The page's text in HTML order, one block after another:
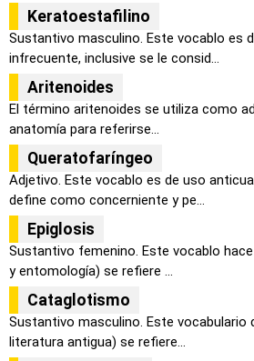
Keratoestafilino
Sustantivo masculino. Este vocablo es
infrecuente, inclusive se le consid...
Aritenoides
El término aritenoides se utiliza como
anatomía para referirse...
Queratofaríngeo
Adjetivo. Este vocablo es de uso
define como concerniente y pe...
Epiglosis
Sustantivo femenino. Este vocablo
y entomología) se refiere ...
Cataglotismo
Sustantivo masculino. Este vocabulario
literatura antigua) se refiere...